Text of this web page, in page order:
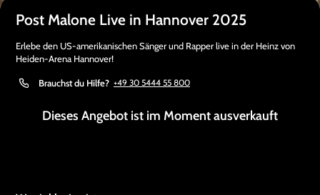
Post Malone Live in Hannover 2025
Erlebe den US-amerikanischen Sänger und Rapper live in der Heinz von
Heiden-Arena Hannover!
Brauchst du Hilfe? +49 30 5444 55 800
Dieses Angebot ist im Moment ausverkauft